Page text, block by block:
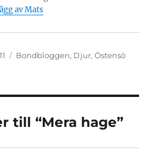
av Mats
Kategorier
Bondbloggen, Djur,Östensö
till “Mera hage”